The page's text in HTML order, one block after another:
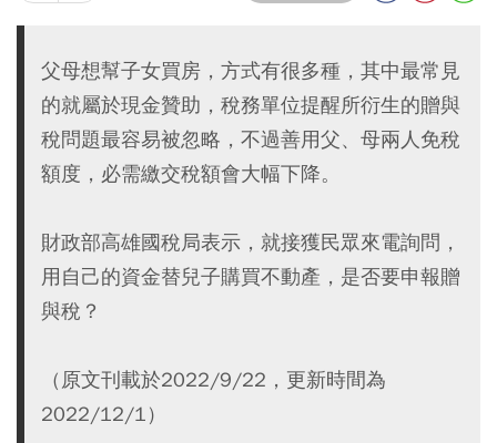
父母想幫子女買房，方式有很多種，其中最常見
的就屬於現金贊助，稅務單位提醒所衍生的贈與
稅問題最容易被忽略，不過善用父、母兩人免稅
額度，必需繳交稅額會大幅下降。
財政部高雄國稅局表示，就接獲民眾來電詢問，
用自己的資金替兒子購買不動產，是否要申報贈
與稅？
（原文刊載於2022/9/22，更新時間為
2022/12/1）